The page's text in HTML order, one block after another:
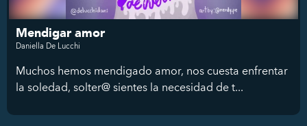
Mendigar amor
Daniella De Lucchi
Muchos hemos mendigado amor, nos cuesta enfrentar
la soledad, solter@ sientes la necesidad de t...